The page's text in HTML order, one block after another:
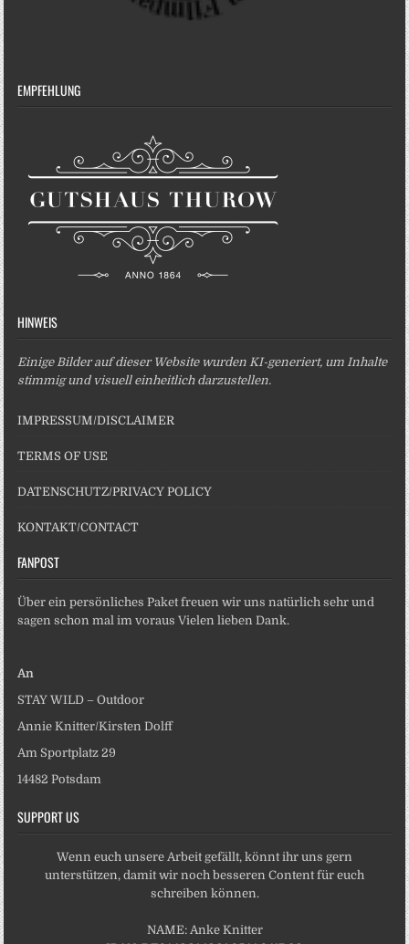
EMPFEHLUNG
HINWEIS
Einige Bilder auf dieser Website wurden KI-generiert, um Inhalte
stimmig und visuell einheitlich darzustellen.
IMPRESSUM/DISCLAIMER
TERMS OF USE
DATENSCHUTZ/PRIVACY POLICY
KONTAKT/CONTACT
FANPOST
Über ein persönliches Paket freuen wir uns natürlich sehr und
sagen schon mal im voraus Vielen lieben Dank.
An
STAY WILD – Outdoor
Annie Knitter/Kirsten Dolff
Am Sportplatz 29
14482 Potsdam
SUPPORT US
Wenn euch unsere Arbeit gefällt, könnt ihr uns gern
unterstützen, damit wir noch besseren Content für euch
schreiben können.
NAME: Anke Knitter